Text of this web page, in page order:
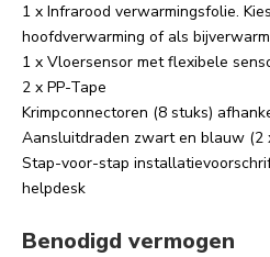
1 x Infrarood verwarmingsfolie.
hoofdverwarming of als
1 x Vloersensor met flexibele
2 x PP-Tape
Krimpconnectoren (8 stuks)
Aansluitdraden zwart en blauw (2
Stap-voor-stap
helpdesk
Benodigd vermogen